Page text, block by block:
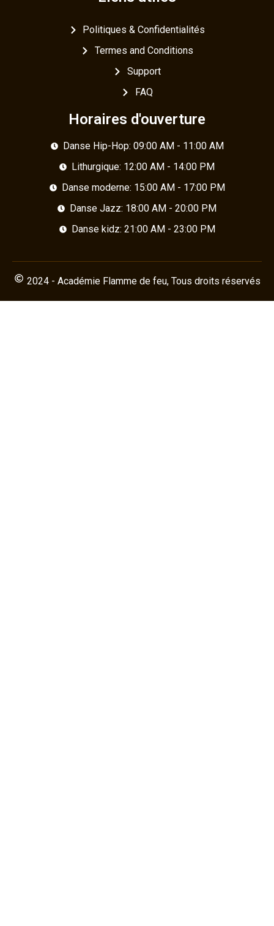
Politiques & Confidentialités
Termes and Conditions
Support
FAQ
Horaires d'ouverture
Danse Hip-Hop: 09:00 AM - 11:00 AM
Lithurgique: 12:00 AM - 14:00 PM
Danse moderne: 15:00 AM - 17:00 PM
Danse Jazz: 18:00 AM - 20:00 PM
Danse kidz: 21:00 AM - 23:00 PM
2024 - Académie Flamme de feu, Tous droits réservés